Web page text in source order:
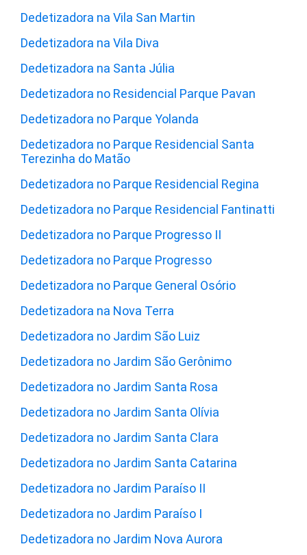
Dedetizadora na Vila San Martin
Dedetizadora na Vila Diva
Dedetizadora na Santa Júlia
Dedetizadora no Residencial Parque Pavan
Dedetizadora no Parque Yolanda
Dedetizadora no Parque Residencial Santa
Terezinha do Matão
Dedetizadora no Parque Residencial Regina
Dedetizadora no Parque Residencial Fantinatti
Dedetizadora no Parque Progresso II
Dedetizadora no Parque Progresso
Dedetizadora no Parque General Osório
Dedetizadora na Nova Terra
Dedetizadora no Jardim São Luiz
Dedetizadora no Jardim São Gerônimo
Dedetizadora no Jardim Santa Rosa
Dedetizadora no Jardim Santa Olívia
Dedetizadora no Jardim Santa Clara
Dedetizadora no Jardim Santa Catarina
Dedetizadora no Jardim Paraíso II
Dedetizadora no Jardim Paraíso I
Dedetizadora no Jardim Nova Aurora